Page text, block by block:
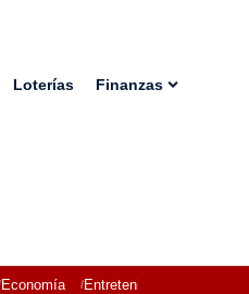
Loterías Finanzas
Economía Entretenimiento